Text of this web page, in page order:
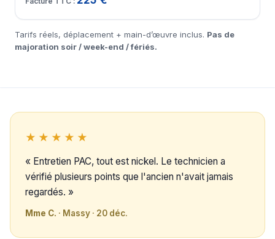
Tarifs réels, déplacement + main-d’œuvre inclus. Pas de
majoration soir / week-end / fériés.
★★★★★
« Entretien PAC, tout est nickel. Le technicien a
vérifié plusieurs points que l'ancien n'avait jamais
regardés. »
Mme C. · Massy · 20 déc.